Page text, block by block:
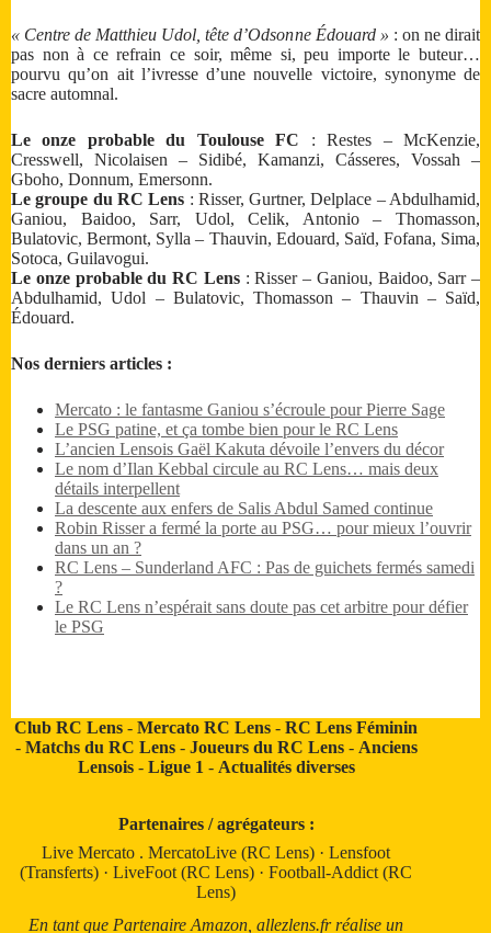
« Centre de Matthieu Udol, tête d’Odsonne Édouard » : on ne dirait
pas non à ce refrain ce soir, même si, peu importe le buteur…
pourvu qu’on ait l’ivresse d’une nouvelle victoire, synonyme de
sacre automnal.
Le onze probable du Toulouse FC : Restes – McKenzie,
Cresswell, Nicolaisen – Sidibé, Kamanzi, Cásseres, Vossah –
Gboho, Donnum, Emersonn.
Le groupe du RC Lens : Risser, Gurtner, Delplace – Abdulhamid,
Ganiou, Baidoo, Sarr, Udol, Celik, Antonio – Thomasson,
Bulatovic, Bermont, Sylla – Thauvin, Edouard, Saïd, Fofana, Sima,
Sotoca, Guilavogui.
Le onze probable du RC Lens: Risser – Ganiou, Baidoo, Sarr –
Abdulhamid, Udol – Bulatovic, Thomasson – Thauvin – Saïd,
Édouard.
Nos derniers articles :
Mercato : le fantasme Ganiou s’écroule pour Pierre Sage
Le PSG patine, et ça tombe bien pour le RC Lens
L’ancien Lensois Gaël Kakuta dévoile l’envers du décor
Le nom d’Ilan Kebbal circule au RC Lens… mais deux
détails interpellent
La descente aux enfers de Salis Abdul Samed continue
Robin Risser a fermé la porte au PSG… pour mieux l’ouvrir
dans un an ?
RC Lens – Sunderland AFC : Pas de guichets fermés samedi
?
Le RC Lens n’espérait sans doute pas cet arbitre pour défier
le PSG
Club RC Lens -Mercato RC Lens -RC Lens Féminin
- Matchs du RC Lens- Joueurs du RC Lens- Anciens
Lensois- Ligue 1 - Actualités diverses
Partenaires / agrégateurs :
Live Mercato .MercatoLive (RC Lens) ·Lensfoot
(Transferts) ·LiveFoot (RC Lens) ·Football-Addict (RC
Lens)
En tant que Partenaire Amazon, allezlens.fr réalise un